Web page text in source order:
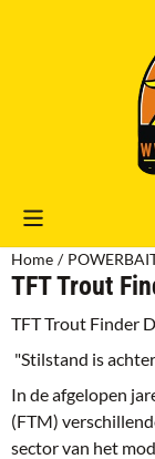
Cookievoorkeuren
Home /
TFT Trout
TFT Trout Finder
"Stilstand is
In de afgelopen
(FTM)
sector van het